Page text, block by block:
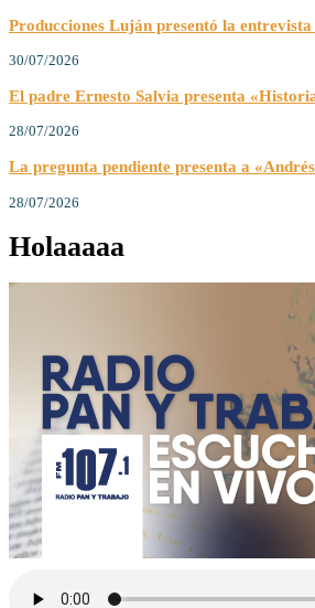
Producciones Luján presentó la
30/07/2026
El padre Ernesto Salvia presenta
28/07/2026
La pregunta pendiente presenta a
28/07/2026
Holaaaaa